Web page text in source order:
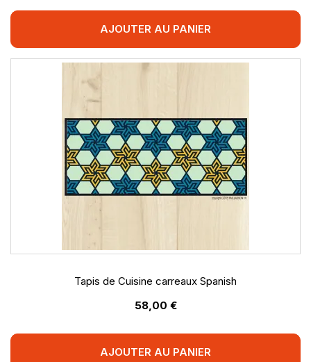
AJOUTER AU PANIER
Tapis de Cuisine carreaux Spanish
58,00 €
AJOUTER AU PANIER